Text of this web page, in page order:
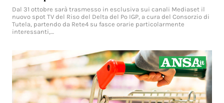
Dal 31 ottobre sarà trasmesso in esclusiva sui canali Mediaset il
nuovo spot TV del Riso del Delta del Po IGP, a cura del Consorzio di
Tutela, partendo da Rete4 su fasce orarie particolarmente
interessanti,…